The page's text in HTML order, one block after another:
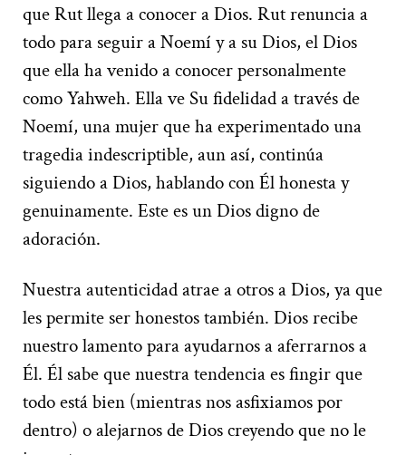
que Rut llega a conocer a Dios. Rut renuncia a
todo para seguir a Noemí y a su Dios, el Dios
que ella ha venido a conocer personalmente
como Yahweh. Ella ve Su fidelidad a través de
Noemí, una mujer que ha experimentado una
tragedia indescriptible, aun así, continúa
siguiendo a Dios, hablando con Él honesta y
genuinamente. Este es un Dios digno de
adoración.
Nuestra autenticidad atrae a otros a Dios, ya que
les permite ser honestos también. Dios recibe
nuestro lamento para ayudarnos a aferrarnos a
Él. Él sabe que nuestra tendencia es fingir que
todo está bien (mientras nos asfixiamos por
dentro) o alejarnos de Dios creyendo que no le